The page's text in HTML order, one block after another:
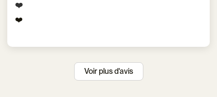
❤️
❤️
Voir plus d'avis